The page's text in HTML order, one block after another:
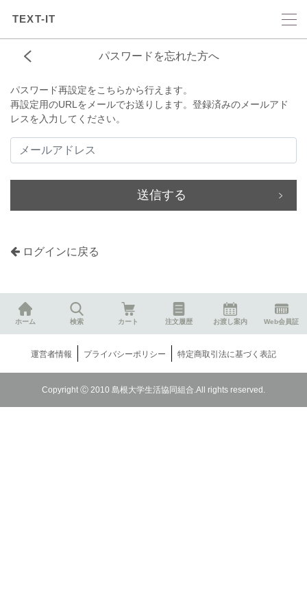
TEXT-IT
パスワードを忘れた方へ
パスワード再設定をこちらから行えます。
再設定用のURLをメールでお送りします。登録済みのメールアド
レスを入力してください。
送信する
ログインに戻る
ホーム 検索 カート 注文履歴 お渡し案内 Web会員証
運営者情報 プライバシーポリシー 特定商取引法に基づく表記
Copyright Ⓒ 2010 島根大学生活協同組合.All rights reserved.